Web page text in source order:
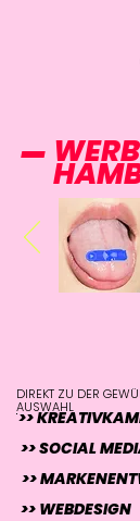
DIREKT ZU DER
AUSWAHL
>>
>> SOCIAL
>>
>> WEBDESIGN